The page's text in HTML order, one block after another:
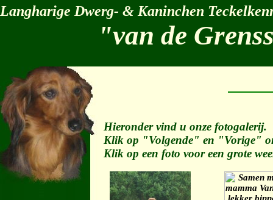
Langharige Dwerg- & Kaninchen
"van de
Hieronder vind u onze fotogalerij.
Klik op "Volgende" en "Vorige"
Klik op een foto voor een grote